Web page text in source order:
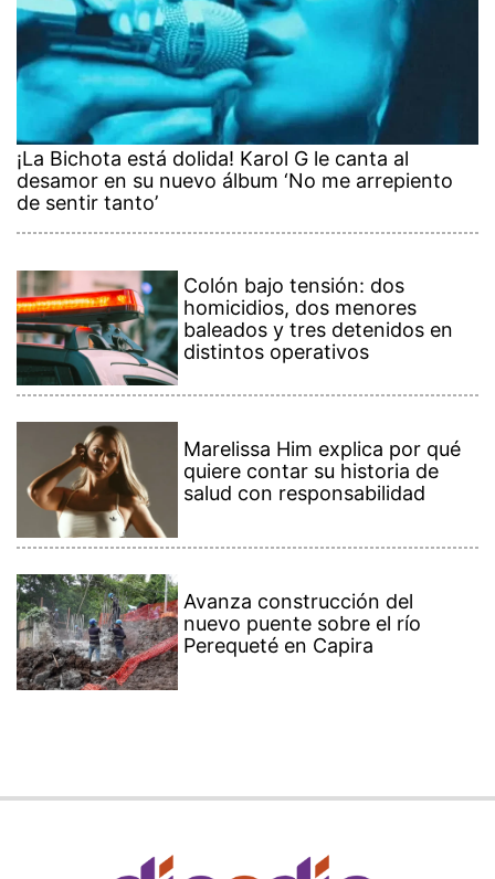
¡La Bichota está dolida! Karol G le canta al
desamor en su nuevo álbum ‘No me arrepiento
de sentir tanto’
Colón bajo tensión: dos
homicidios, dos menores
baleados y tres detenidos en
distintos operativos
Marelissa Him explica por qué
quiere contar su historia de
salud con responsabilidad
Avanza construcción del
nuevo puente sobre el río
Perequeté en Capira